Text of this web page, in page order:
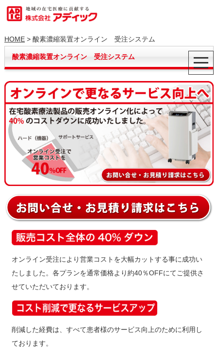
HOME> 酸素濃縮装置オンライン 受注システム
酸素濃縮装置オンライン 受注システム
オンライン受注により営業コストを大幅カットする事に成功い
たしました。各プランを通常価格より約40％OFFにてご提供さ
せていただいております。
削減した経費は、すべて患者様のサービス向上のために利用し
ております。